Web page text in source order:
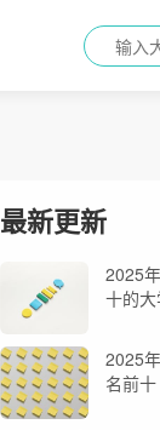
最新更新
2025
十的
2025
名前